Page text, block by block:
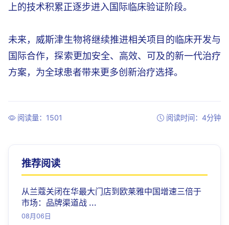
上的技术积累正逐步进入国际临床验证阶段。
未来，威斯津生物将继续推进相关项目的临床开发与
国际合作，探索更加安全、高效、可及的新一代治疗
方案，为全球患者带来更多创新治疗选择。
阅读量：1501 阅读时间：4分钟
推荐阅读
从兰蔻关闭在华最大门店到欧莱雅中国增速三倍于
市场：品牌渠道战 ...
08月06日